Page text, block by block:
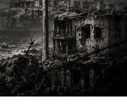
να
να
στη
άμεσα με τη
τους